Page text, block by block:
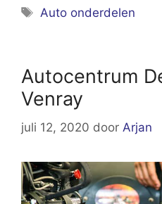
Tags
Auto onderdelen
Autocentrum
Venray
juli 12, 2020 door Arjan